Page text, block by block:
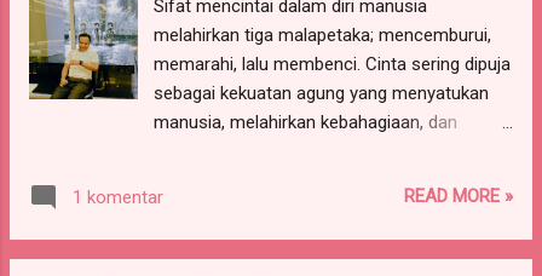
kemewahan. Dengan mengangkat metafora
siluman dan sepatu kaca, tulisan ini
mengajak pembaca untuk membedakan
antara panggung pencitraan dan
kepemimpinan sejati yang berakar pada nilai-
keberanian moral menjadi kunci untuk
amanah, bukan ambisi. Meniru kepemimpinan
Sifat mencintai dalam diri manusia
melahirkan tiga malapetaka; mencemburui,
memarahi, lalu membenci. Cinta sering dipuja
sebagai kekuatan agung yang menyatukan
manusia, melahirkan kebahagiaan, dan
sumber luka terdalam, penderitaan batin, dan
bahkan kehancuran eksistensial. Fenomena
1 komentar READ MORE »